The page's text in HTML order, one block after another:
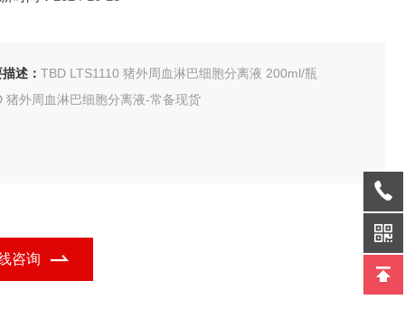
述：
TBD LTS1110 猪外周血淋巴细胞分离液 200ml/瓶
猪外周血淋巴细胞分离液-常备现货
咨询